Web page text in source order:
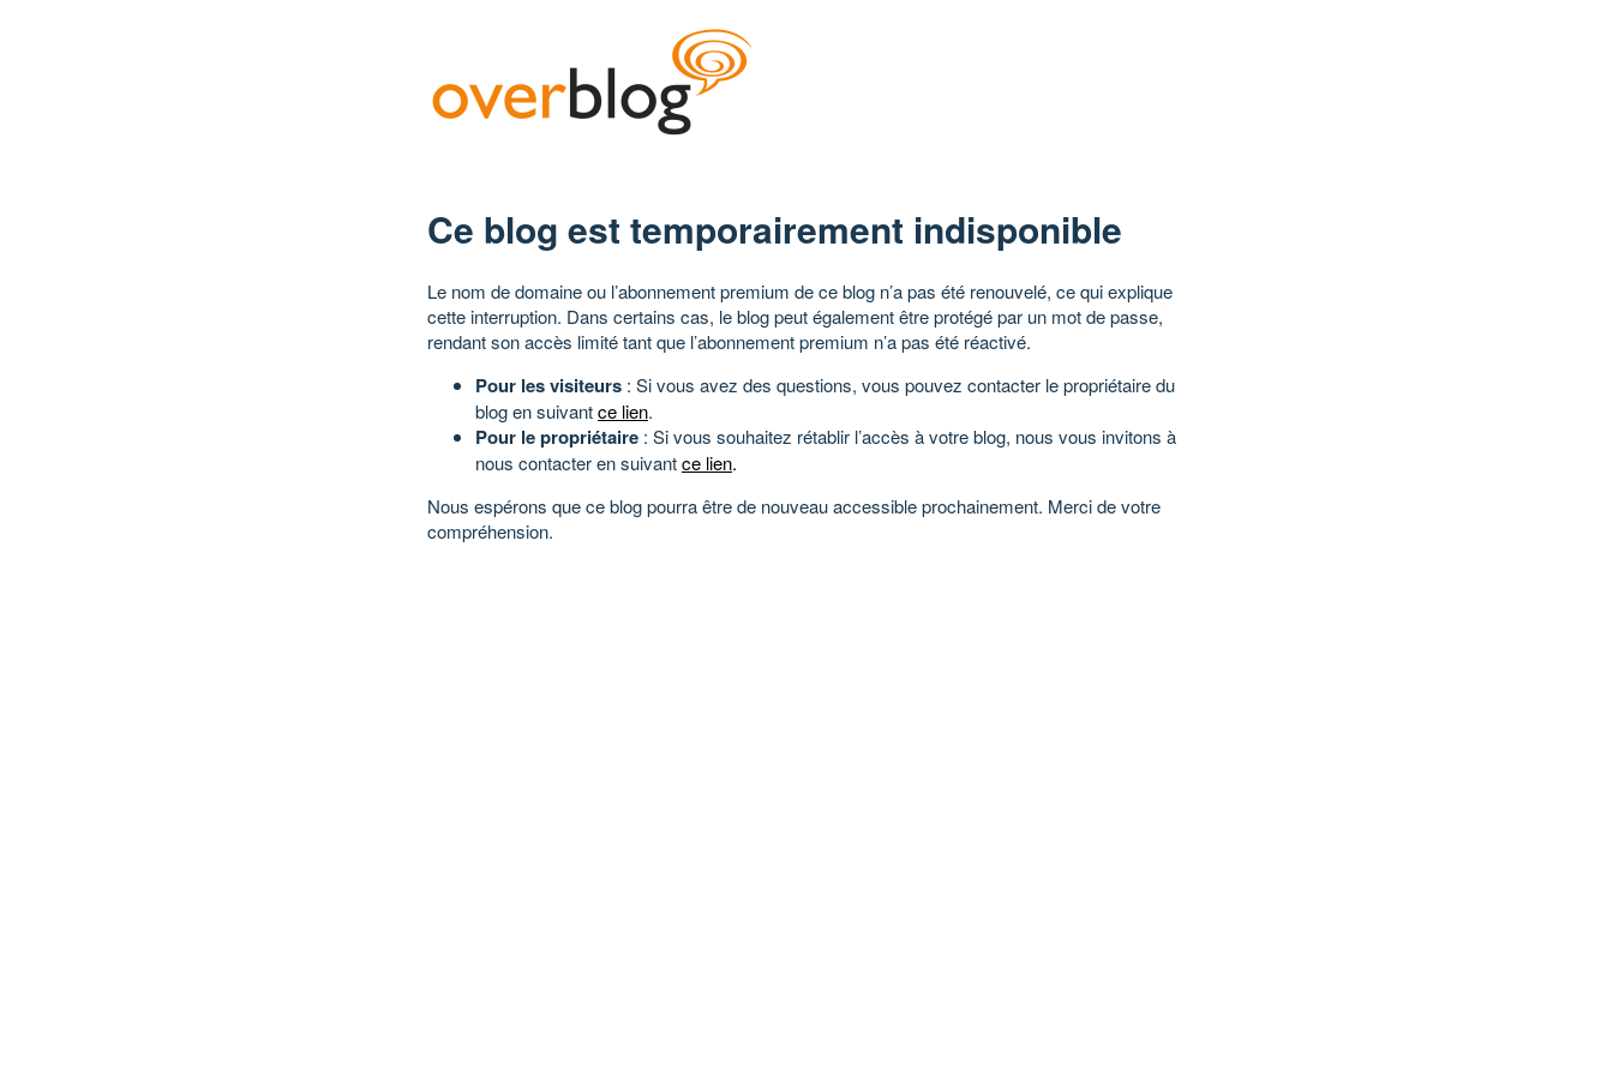
Ce blog est temporairement indisponible
Le nom de domaine ou l’abonnement premium de ce blog n’a pas été renouvelé, ce qui explique
cette interruption. Dans certains cas, le blog peut également être protégé par un mot de passe,
rendant son accès limité tant que l’abonnement premium n’a pas été réactivé.
Pour les visiteurs : Si vous avez des questions, vous pouvez contacter le propriétaire du
blog en suivantce lien.
Pour le propriétaire : Si vous souhaitez rétablir l’accès à votre blog, nous vous invitons à
nous contacter en suivantce lien.
Nous espérons que ce blog pourra être de nouveau accessible prochainement. Merci de votre
compréhension.